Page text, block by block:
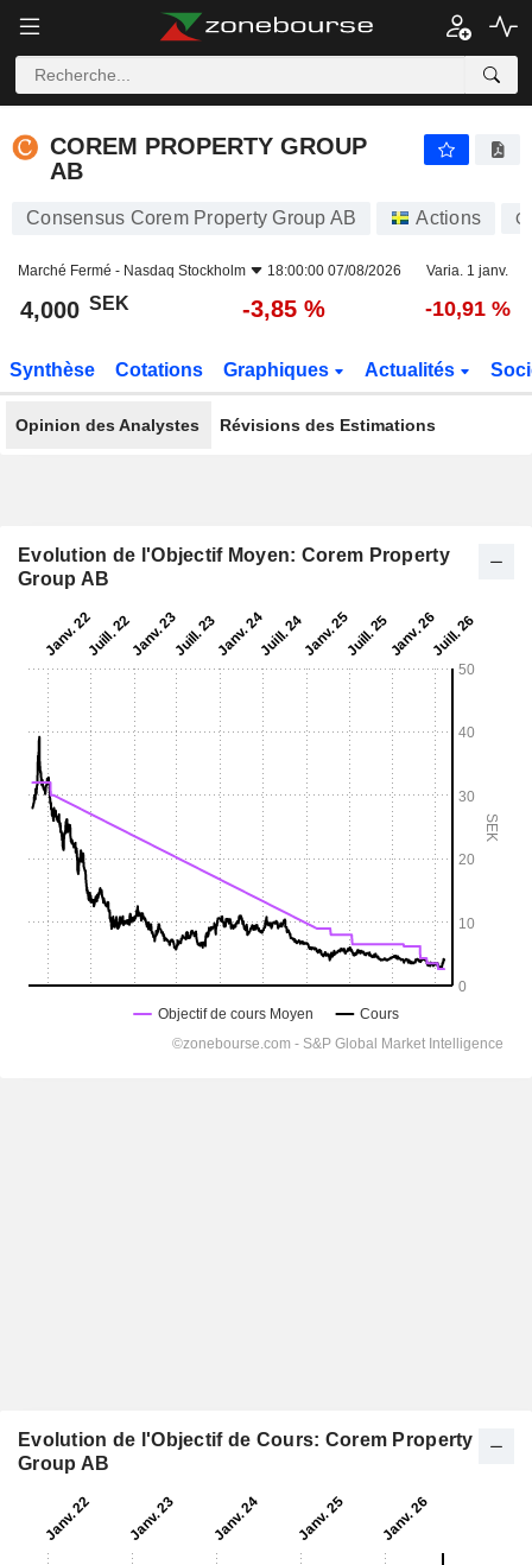
COREM PROPERTY GROUP
AB
Consensus Corem Property Group AB Actions
Marché Fermé - Nasdaq Stockholm 18:00:00 07/08/2026 Varia. 1 janv.
4,000 SEK -3,85 % -10,91 %
Synthèse Cotations Graphiques Actualités
Opinion des Analystes Révisions des Estimations
Evolution de l'Objectif Moyen: Corem Property
Group AB
Evolution de l'Objectif de Cours: Corem Property
Group AB